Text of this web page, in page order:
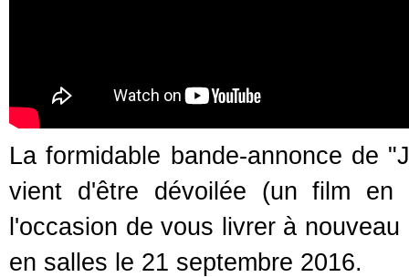
La formidable bande-annonce de
vient d'être dévoilée (un film
l'occasion de vous livrer à
en salles le 21 septembre 2016.